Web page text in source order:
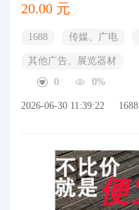
20.00 元
1688 传媒、广电
其他广告、展览器材
0
0%
2026-06-30 11:39:22 1688